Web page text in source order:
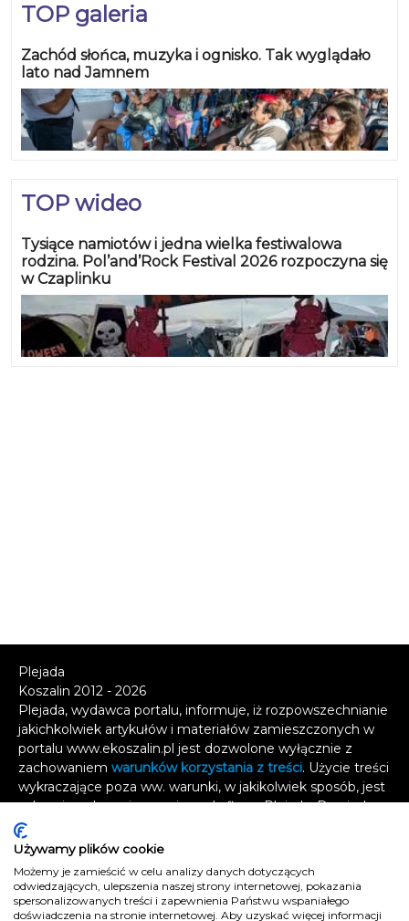
TOP galeria
Zachód słońca, muzyka i ognisko. Tak wyglądało
lato nad Jamnem
TOP wideo
Tysiące namiotów i jedna wielka festiwalowa
rodzina. Pol’and’Rock Festival 2026 rozpoczyna się
w Czaplinku
Plejada
Koszalin 2012 - 2026
Plejada, wydawca portalu, informuje, iż rozpowszechnianie
jakichkolwiek artykułów i materiałów zamieszczonych w
portalu www.ekoszalin.pl jest dozwolone wyłącznie z
zachowaniem warunków korzystania z treści. Użycie treści
wykraczające poza ww. warunki, w jakikolwiek sposób, jest
zabronione bez pisemnej zgody firmy Plejada. Dowiedz
się, w jaki sposób możesz uzyskać
wykorzystanie treści.
Naruszenie tych zasad jest łamaniem prawa i grozi
odpowiedzialnością karną.
Używamy plików cookie
Możemy je zamieścić w celu analizy danych dotyczących
odwiedzających, ulepszenia naszej strony internetowej, pokazania
spersonalizowanych treści i zapewnienia Państwu wspaniałego
doświadczenia na stronie internetowej. Aby uzyskać więcej informacji